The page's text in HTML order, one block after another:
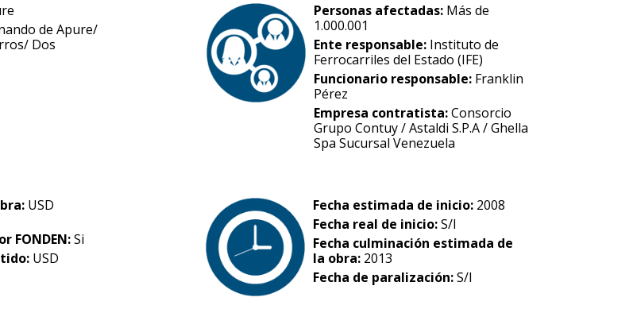
de Apure/
Dos
Personas afectadas: Más de
1.000.001
Ente responsable: Instituto de
Ferrocarriles del Estado (IFE)
Funcionario responsable: Franklin
Pérez
Empresa contratista:Consorcio
Grupo Contuy / Astaldi S.P.A / Ghella
Spa Sucursal Venezuela
USD
FONDEN:Si
USD
Fecha estimada de inicio: 2008
Fecha real de inicio:S/I
Fecha culminación estimada de
la obra: 2013
Fecha de paralización:S/I